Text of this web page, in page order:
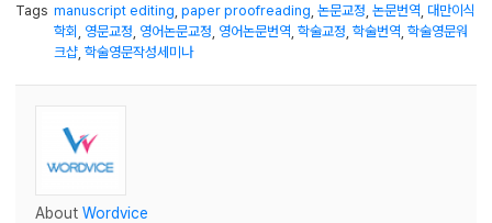
Tags manuscript editing paper proofreading 논문교정 논문번역 대만이식
학회 영문교정 영어논문교정 영어논문번역 학술교정 학술번역 학술영문워
크샵 학술영문작성세미나
About Wordvice